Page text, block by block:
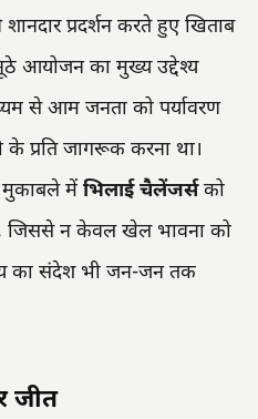
शानदार प्रदर्शन करते हुए खिताब
आयोजन का मुख्य उद्देश्य
से आम जनता को पर्यावरण
प्रति जागरूक करना था।
में भिलाई चैलेंजर्सको
जिससे न केवल खेल भावना को
का संदेश भी जन-जन तक
जीत